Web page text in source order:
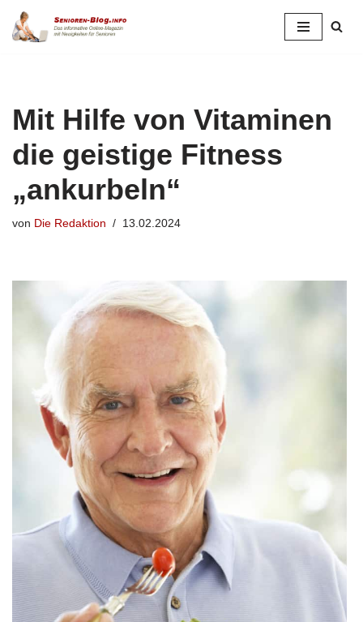
Zum
Mit Hilfe von Vitaminen
die geistige Fitness
„ankurbeln“
von Die Redaktion 13.02.2024